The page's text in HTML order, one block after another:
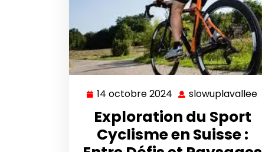
14 octobre 2024 14
octobre
2024
slowuplavallee
Exploration du Sport
Cyclisme en Suisse :